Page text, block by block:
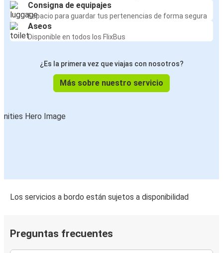
Bratislava
Breslavia
Liubliana
Bratislava
Graz
Bratislava
Consigna de equipajes
Espacio para guardar tus pertenencias de forma segura
Aseos
Disponible en todos los FlixBus
¿Es la primera vez que viajas con nosotros?
Más sobre nuestro servicio
Los servicios a bordo están sujetos a disponibilidad
Preguntas frecuentes